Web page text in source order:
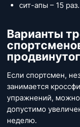
сит-апы – 15 раз.
Варианты
Если спортсмен,
занимается
упражнений, можно
допустимо
неделю.